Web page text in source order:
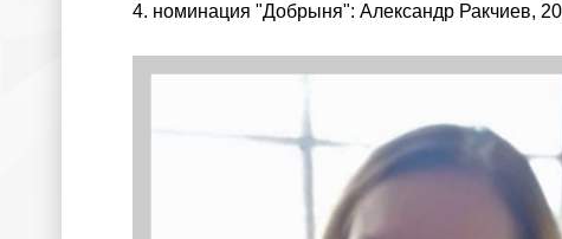
4. номинация "Добрыня": Александр Ракчиев,